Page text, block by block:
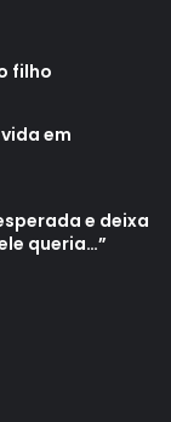
filho
em
e deixa
queria…”